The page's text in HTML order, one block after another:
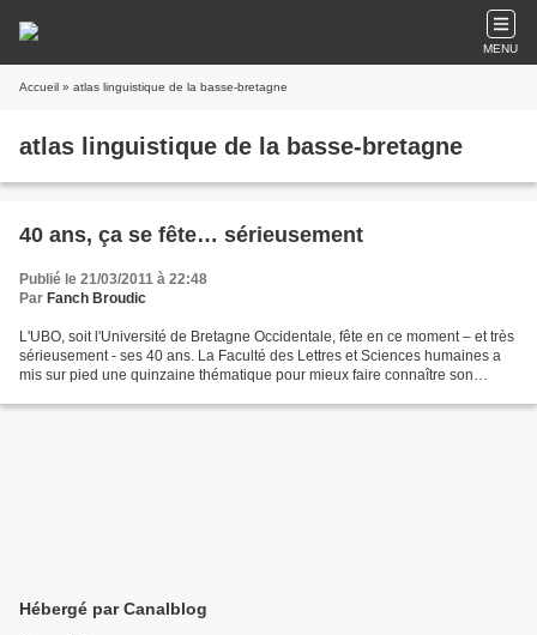
MENU
Accueil » atlas linguistique de la basse-bretagne
atlas linguistique de la basse-bretagne
40 ans, ça se fête… sérieusement
Publié le 21/03/2011 à 22:48
Par Fanch Broudic
L'UBO, soit l'Université de Bretagne Occidentale, fête en ce moment – et très
sérieusement - ses 40 ans. La Faculté des Lettres et Sciences humaines a
mis sur pied une quinzaine thématique pour mieux faire connaître son
Hébergé par Canalblog